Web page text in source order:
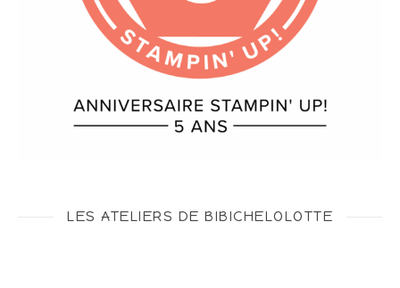
LES ATELIERS DE BIBICHELOLOTTE